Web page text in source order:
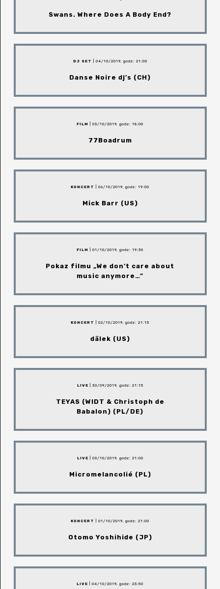
Swans. Where Does A Body End?
DJ SET | 04/10/2019, godz: 21:00
Danse Noire dj’s (CH)
FILM | 03/10/2019, godz: 18:00
77Boadrum
KONCERT | 06/10/2019, godz: 19:00
Mick Barr (US)
FILM | 01/10/2019, godz: 19:30
Pokaz filmu „We don’t care about
music anymore…”
KONCERT | 02/10/2019, godz: 21:15
dälek (US)
LIVE | 30/09/2019, godz: 21:15
TEYAS (WIDT & Christoph de
Babalon) (PL/DE)
LIVE | 03/10/2019, godz: 21:00
Micromelancolié (PL)
KONCERT | 01/10/2019, godz: 21:00
Otomo Yoshihide (JP)
LIVE | 04/10/2019, godz: 23:50